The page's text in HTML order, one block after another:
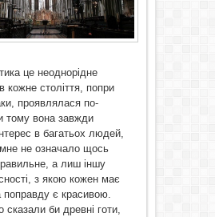
це неоднорідне
кожне століття, попри
проявлялася по-
тому вона завжди
в багатьох людей,
не означало щось
а лиш іншу
з якою кожен має
поправду є красивою.
сказали би древні готи,